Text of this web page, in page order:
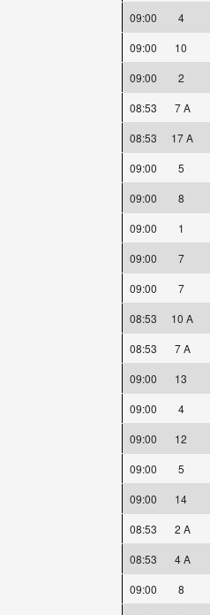
09:00
4
09:00
10
09:00
2
08:53
7 A
08:53
17 A
09:00
5
09:00
8
09:00
1
09:00
7
09:00
7
08:53
10 A
08:53
7 A
09:00
13
09:00
4
09:00
12
09:00
5
09:00
14
08:53
2 A
08:53
4 A
09:00
8